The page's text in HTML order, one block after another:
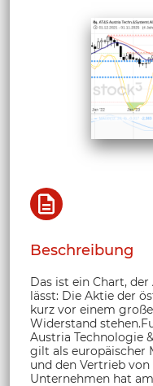
Beschreibung
Das ist ein Chart,
lässt: Die Aktie der
kurz vor einem
Widerstand
Austria Technologie
gilt als europäischer
und den Vertrieb
Unternehmen hat